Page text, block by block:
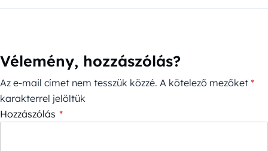
Vélemény, hozzászólás?
Az e-mail címet nem tesszük közzé. A kötelező mezőket *
karakterrel jelöltük
Hozzászólás *